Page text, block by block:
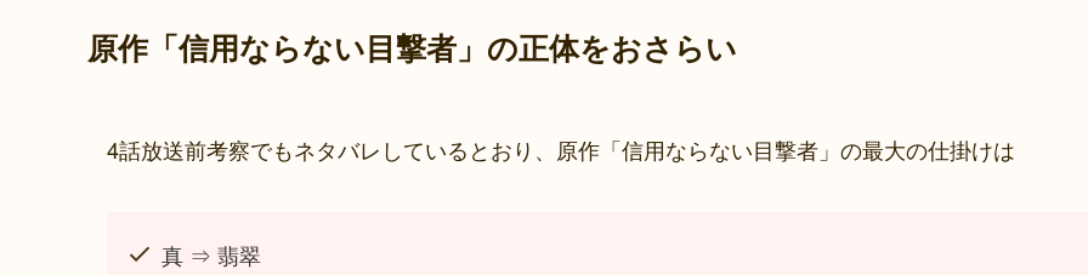
原作「信用ならない目撃者」の正体をおさらい
4話放送前考察でもネタバレしているとおり、原作「信用ならない目撃者」の最大の仕掛けは
真 ⇒ 翡翠